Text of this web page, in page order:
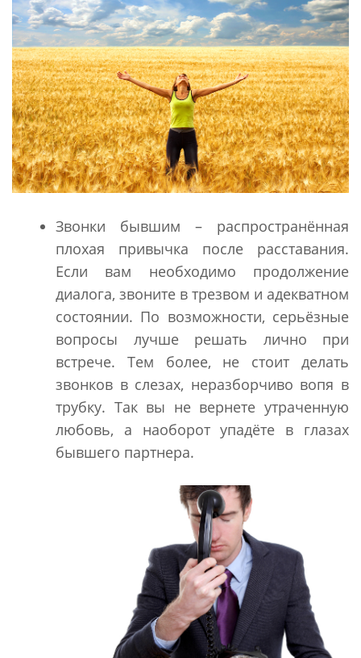
Звонки бывшим – распространённая
плохая привычка после расставания.
Если вам необходимо продолжение
диалога, звоните в трезвом и адекватном
состоянии. По возможности, серьёзные
вопросы лучше решать лично при
встрече. Тем более, не стоит делать
звонков в слезах, неразборчиво вопя в
трубку. Так вы не вернете утраченную
любовь, а наоборот упадёте в глазах
бывшего партнера.